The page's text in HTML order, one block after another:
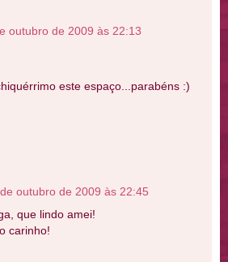
outubro de 2009 às 22:13
este espaço...parabéns :)
outubro de 2009 às 22:45
que lindo amei!
carinho!